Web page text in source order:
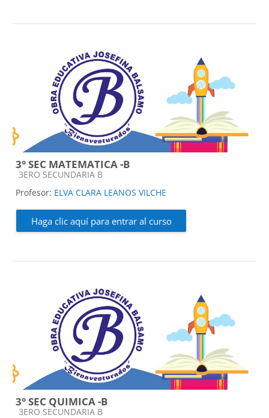
3° SEC MATEMATICA -B
Categoría de cursos
3ERO SECUNDARIA B
Profesor: ELVA CLARA LEANOS VILCHE
Haga clic aquí para entrar al curso
3° SEC QUIMICA -B
Categoría de cursos
3ERO SECUNDARIA B